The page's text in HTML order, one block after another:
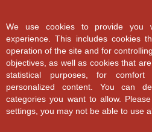
We use cookies to provide you
experience. This includes cookies
operation of the site and for
objectives, as well as cookies that
statistical purposes, for
personalized content. You can
categories you want to allow.
settings, you may not be able to use